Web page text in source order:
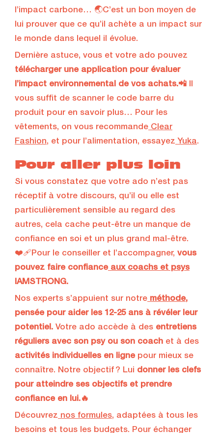
l’impact carbone… 🌏C’est un bon moyen de
lui prouver que ce qu’il achète a un impact sur
le monde dans lequel il évolue.
Dernière astuce, vous et votre ado pouvez
télécharger une application pour évaluer
l’impact environnemental de vos achats.📲 Il
vous suffit de scanner le code barre du
produit pour en savoir plus… Pour les
vêtements, on vous recommande Clear
Fashion, et pour l’alimentation, essayez Yuka.
Pour aller plus loin
Si vous constatez que votre ado n’est pas
réceptif à votre discours, qu’il ou elle est
particulièrement sensible au regard des
autres, cela cache peut-être un manque de
confiance en soi et un plus grand mal-être.
❤️‍🩹Pour le conseiller et l’accompagner, vous
pouvez faire confiance aux coachs et psys
IAMSTRONG.
Nos experts s’appuient sur notre méthode,
pensée pour aider les 12-25 ans à révéler leur
potentiel. Votre ado accède à des entretiens
réguliers avec son psy ou son coach et à des
activités individuelles en ligne pour mieux se
connaître. Notre objectif ? Lui donner les clefs
pour atteindre ses objectifs et prendre
confiance en lui.🔥
Découvrez nos formules, adaptées à tous les
besoins et tous les budgets. Pour échanger